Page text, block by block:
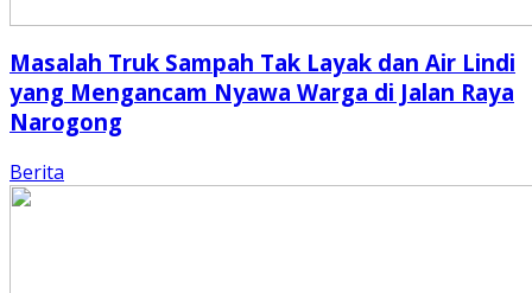
Masalah Truk Sampah Tak Layak dan Air Lindi
yang Mengancam Nyawa Warga di Jalan Raya
Narogong
Berita